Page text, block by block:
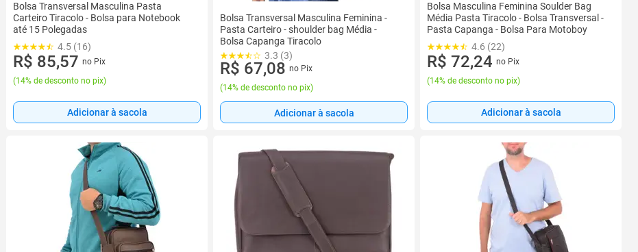
Bolsa Transversal Masculina Pasta
Carteiro Tiracolo - Bolsa para Notebook
até 15 Polegadas
4.5 (16)
R$ 85,57 no Pix
(14% de desconto no pix)
Adicionar à sacola
Bolsa Transversal Masculina Feminina -
Pasta Carteiro - shoulder bag Média -
Bolsa Capanga Tiracolo
3.3 (3)
R$ 67,08 no Pix
(14% de desconto no pix)
Adicionar à sacola
Bolsa Masculina Feminina Soulder Bag
Média Pasta Tiracolo - Bolsa Transversal -
Pasta Capanga - Bolsa Para Motoboy
4.6 (22)
R$ 72,24 no Pix
(14% de desconto no pix)
Adicionar à sacola